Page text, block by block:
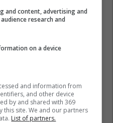
and content, advertising and
research and
on a device
and information from
and other device
by and shared with 369
this site. We and our partners
List of partners.